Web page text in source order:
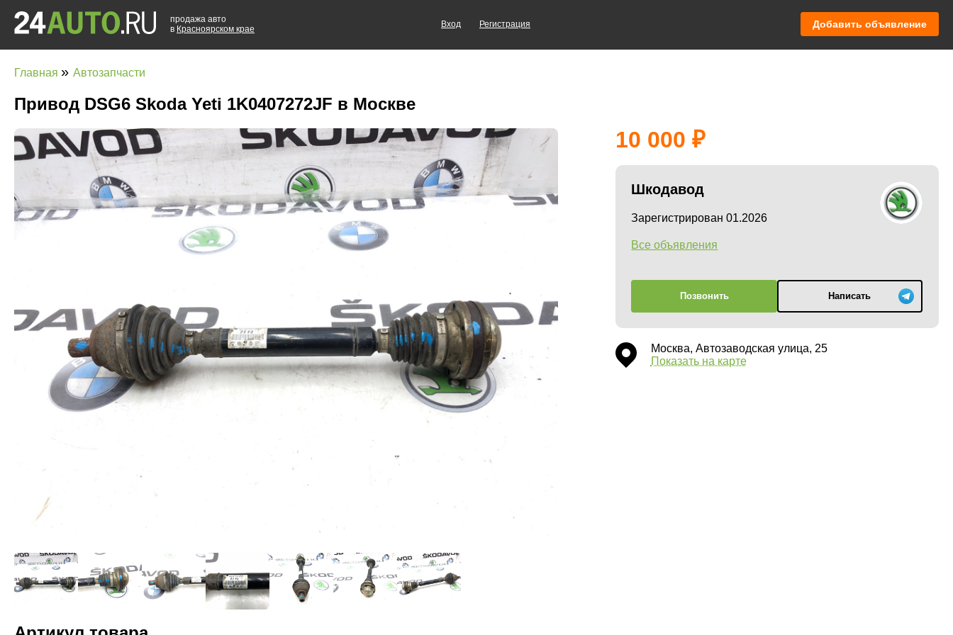
продажа авто
в Красноярском крае
Вход Регистрация Добавить объявление
Главная » Автозапчасти
Привод DSG6 Skoda Yeti 1K0407272JF в Москве
10 000
Шкодавод
Зарегистрирован 01.2026
Все объявления
Позвонить Написать
Москва, Автозаводская улица, 25
Показать на карте